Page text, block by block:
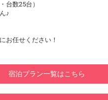
台数25台）
♪
お任せください！
宿泊プラン一覧はこちら